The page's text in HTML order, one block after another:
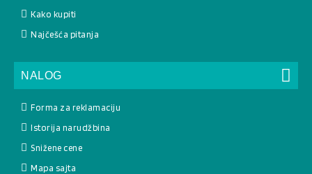
Kako kupiti
Najčešća pitanja
NALOG
Forma za reklamaciju
Istorija narudžbina
Snižene cene
Mapa sajta